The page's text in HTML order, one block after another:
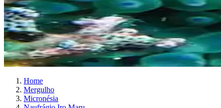
Home
Mergulho
Micronésia